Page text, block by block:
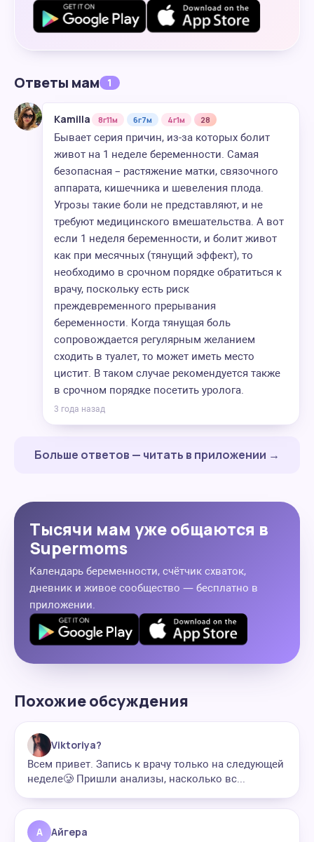
Ответы мам 1
Kamilla 8г11м 6г7м 4г1м 28
Бывает серия причин, из-за которых болит
живот на 1 неделе беременности. Самая
безопасная – растяжение матки, связочного
аппарата, кишечника и шевеления плода.
Угрозы такие боли не представляют, и не
требуют медицинского вмешательства. А вот
если 1 неделя беременности, и болит живот
как при месячных (тянущий эффект), то
необходимо в срочном порядке обратиться к
врачу, поскольку есть риск
преждевременного прерывания
беременности. Когда тянущая боль
сопровождается регулярным желанием
сходить в туалет, то может иметь место
цистит. В таком случае рекомендуется также
в срочном порядке посетить уролога.
3 года назад
Больше ответов — читать в приложении →
Тысячи мам уже общаются в
Supermoms
Календарь беременности, счётчик схваток,
дневник и живое сообщество — бесплатно в
приложении.
Похожие обсуждения
Viktoriya?
Всем привет. Запись к врачу только на следующей
неделе🥲 Пришли анализы, насколько вс...
А Айгера